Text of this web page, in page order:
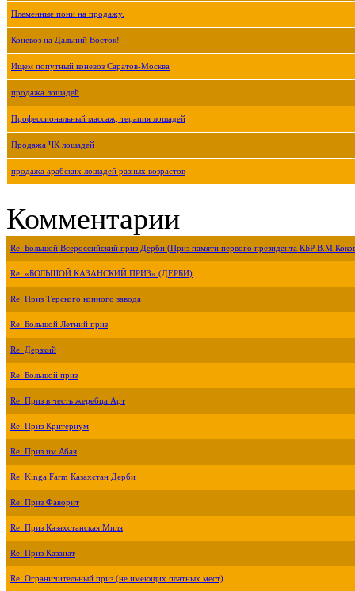
Племенные пони на продажу.
Коневоз на Дальний Восток!
Ищем попутный коневоз Саратов-Москва
продажа лошадей
Профессиональный массаж, терапия лошадей
Продажа ЧК лошадей
продажа арабских лошадей разных возрастов
Комментарии
Re: Большой Всероссийский приз Дерби (Приз памяти первого президента КБР
Re: «БОЛЬШОЙ КАЗАНСКИЙ ПРИЗ» (ДЕРБИ)
Re: Приз Терского конного завода
Re: Большой Летний приз
Re: Дерзкий
Re: Большой приз
Re: Приз в честь жеребца Арт
Re: Приз Критериум
Re: Приз им.Абая
Re: Kinga Farm Казахстан Дерби
Re: Приз Фаворит
Re: Приз Казахстанская Миля
Re: Приз Казанат
Re: Ограничительный приз (не имеющих платных мест)